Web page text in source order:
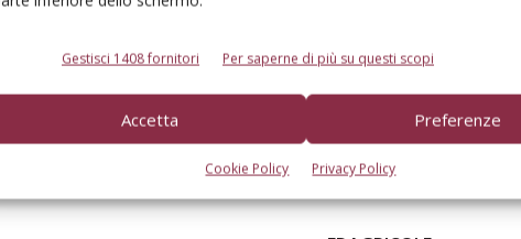
Gestisci 1408 fornitori Per saperne di più su questi scopi
Accetta Preferenze
Cookie Policy Privacy Policy
dell’agricoltura